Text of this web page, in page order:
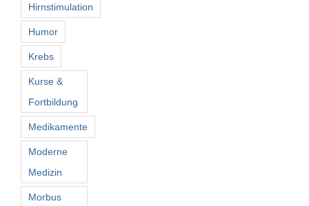
Hirnstimulation
Humor
Krebs
Kurse &
Fortbildung
Medikamente
Moderne
Medizin
Morbus